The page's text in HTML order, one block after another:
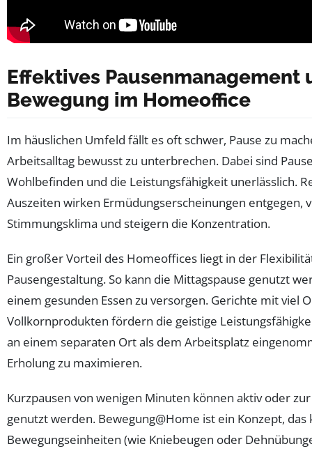
Effektives Pausenmanagement
Bewegung im Homeoffice
Im häuslichen Umfeld fällt es oft schwer, Pause zu
Arbeitsalltag bewusst zu unterbrechen. Dabei sind
Wohlbefinden und die Leistungsfähigkeit unerlässlich.
Auszeiten wirken Ermüdungserscheinungen entgegen,
Stimmungsklima und steigern die Konzentration.
Ein großer Vorteil des Homeoffices liegt in der
Pausengestaltung. So kann die Mittagspause genutzt
einem gesunden Essen zu versorgen. Gerichte mit viel
Vollkornprodukten fördern die geistige
an einem separaten Ort als dem Arbeitsplatz
Erholung zu maximieren.
Kurzpausen von wenigen Minuten können aktiv oder
genutzt werden. Bewegung@Home ist ein Konzept, das
Bewegungseinheiten (wie Kniebeugen oder